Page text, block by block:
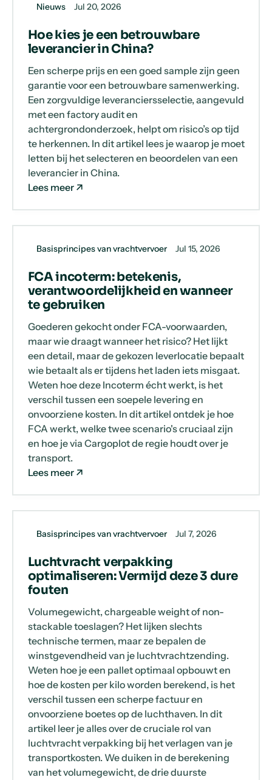
Nieuws Jul 20, 2026
Hoe kies je een betrouwbare
leverancier in China?
Een scherpe prijs en een goed sample zijn geen
garantie voor een betrouwbare samenwerking.
Een zorgvuldige leveranciersselectie, aangevuld
met een factory audit en
achtergrondonderzoek, helpt om risico’s op tijd
te herkennen. In dit artikel lees je waarop je moet
letten bij het selecteren en beoordelen van een
leverancier in China.
Lees meer
Basisprincipes van vrachtvervoer Jul 15, 2026
FCA incoterm: betekenis,
verantwoordelijkheid en wanneer
te gebruiken
Goederen gekocht onder FCA-voorwaarden,
maar wie draagt wanneer het risico? Het lijkt
een detail, maar de gekozen leverlocatie bepaalt
wie betaalt als er tijdens het laden iets misgaat.
Weten hoe deze Incoterm écht werkt, is het
verschil tussen een soepele levering en
onvoorziene kosten. In dit artikel ontdek je hoe
FCA werkt, welke twee scenario's cruciaal zijn
en hoe je via Cargoplot de regie houdt over je
transport.
Lees meer
Basisprincipes van vrachtvervoer Jul 7, 2026
Luchtvracht verpakking
optimaliseren: Vermijd deze 3 dure
fouten
Volumegewicht, chargeable weight of non-
stackable toeslagen? Het lijken slechts
technische termen, maar ze bepalen de
winstgevendheid van je luchtvrachtzending.
Weten hoe je een pallet optimaal opbouwt en
hoe de kosten per kilo worden berekend, is het
verschil tussen een scherpe factuur en
onvoorziene boetes op de luchthaven. In dit
artikel leer je alles over de cruciale rol van
luchtvracht verpakking bij het verlagen van je
transportkosten. We duiken in de berekening
van het volumegewicht, de drie duurste